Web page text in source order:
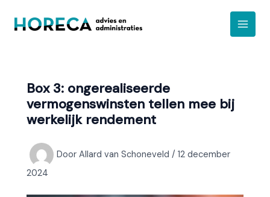
naar
Box 3: ongerealiseerde
vermogenswinsten tellen mee bij
werkelijk rendement
Door Allard van Schoneveld / 12 december
2024